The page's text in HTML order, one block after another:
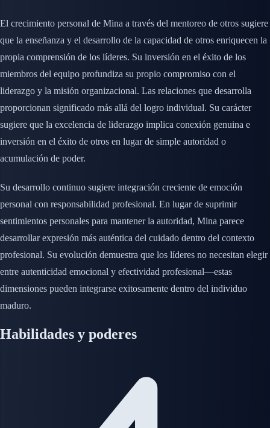
El crecimiento personal de Mina a través del mentoreo de otros sugiere
que la enseñanza y el desarrollo de la capacidad de otros enriquecen la
propia comprensión de los líderes. Su inversión en el éxito de los
miembros del equipo profundiza su propio compromiso con el
liderazgo y la misión organizacional. Las relaciones que desarrolla
proporcionan significado más allá del logro individual. Su carácter
sugiere que la excelencia de liderazgo implica conexión genuina e
inversión en el éxito de otros en lugar de simple autoridad o
acumulación de poder.
Su desarrollo continuo sugiere integración creciente de emoción
personal con responsabilidad profesional. En lugar de suprimir
sentimientos personales para mantener la autoridad, Mina parece
desarrollar expresión más auténtica del cuidado dentro del contexto
profesional. Su evolución demuestra que los líderes no necesitan elegir
entre autenticidad emocional y efectividad profesional—estas
dimensiones pueden integrarse exitosamente dentro del individuo
maduro.
Habilidades y poderes